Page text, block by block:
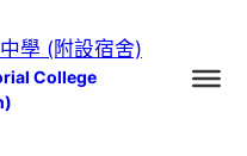
學 (附設宿舍)
College